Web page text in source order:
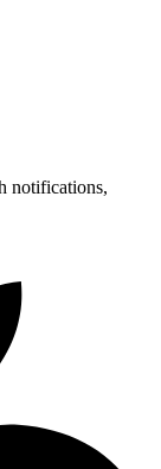
notifications,